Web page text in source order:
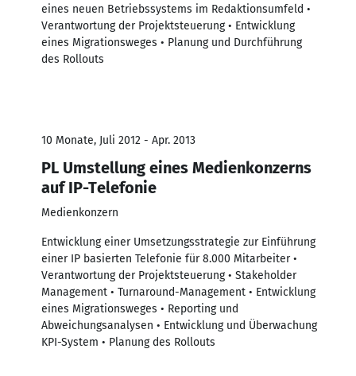
eines neuen Betriebssystems im Redaktionsumfeld •
Verantwortung der Projektsteuerung • Entwicklung
eines Migrationsweges • Planung und Durchführung
des Rollouts
10 Monate, Juli 2012 - Apr. 2013
PL Umstellung eines Medienkonzerns
auf IP-Telefonie
Medienkonzern
Entwicklung einer Umsetzungsstrategie zur Einführung
einer IP basierten Telefonie für 8.000 Mitarbeiter •
Verantwortung der Projektsteuerung • Stakeholder
Management • Turnaround-Management • Entwicklung
eines Migrationsweges • Reporting und
Abweichungsanalysen • Entwicklung und Überwachung
KPI-System • Planung des Rollouts